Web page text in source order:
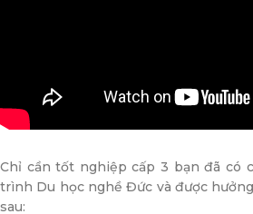
Chỉ cần tốt nghiệp cấp 3 bạn đã có
trình Du học nghề Đức và được
sau: